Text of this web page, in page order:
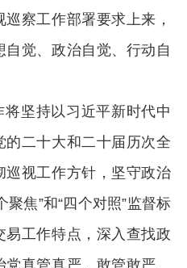
察工作部署要求上来，
觉、政治自觉、行动自
坚持以习近平新时代中
的二十大和二十届历次全
视工作方针，坚守政治
焦”和“四个对照”监督标
工作特点，深入查找政
真管真严、敢管敢严、